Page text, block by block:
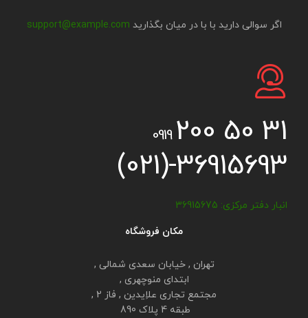
اگر سوالی دارید با با در میان بگذارید support@example.com
0919 200 50 31
(021)-36915693
انبار دفتر مرکزی: 36915675
مکان فروشگاه
تهران , خیابان سعدی شمالی ,
ابتدای منوچهری ,
مجتمع تجاری علاِیدین , فاز 2 ,
طبقه 4 پلاک 890